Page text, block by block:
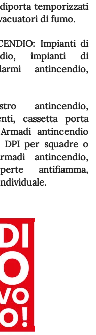
temporizzati
di fumo.
: Impianti di
impianti di
antincendio,
antincendio,
cassetta porta
antincendio
per squadre o
antincendio,
antifiamma,